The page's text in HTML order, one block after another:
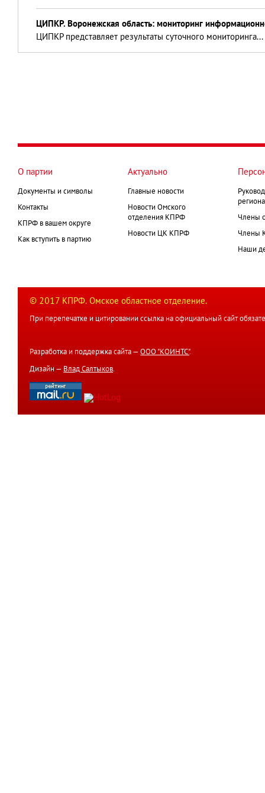
ЦИПКР. Воронежская область: мониторинг
ЦИПКР представляет результаты суточного мониторинга...
О партии
Документы и символы
Контакты
КПРФ в вашем округе
Как вступить в партию
Актуально
Главные новости
Новости Омского
отделения КПРФ
Новости ЦК КПРФ
Члены
Члены
Наши
© 2017 КПРФ. Омское областное отделение.
При перепечатке и цитировании ссылка на официальный сайт
Разработка и поддержка сайта — ООО "КОИНТС".
Дизайн — Влад Салтыков.